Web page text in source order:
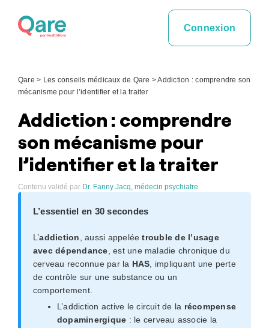
Connexion
Qare > Les conseils médicaux de Qare >Addiction : comprendre son
mécanisme pour l’identifier et la traiter
Addiction : comprendre
son mécanisme pour
l’identifier et la traiter
Contenu validé par Dr. Fanny Jacq, médecin psychiatre.
L’essentiel en 30 secondes
L’addiction , aussi appeléetrouble de l’usage
avec dépendance , est une maladie chronique du
cerveau reconnue par la HAS , impliquant une perte
de contrôle sur une substance ou un
comportement.
L’addiction active le circuit de la récompense
dopaminergique : le cerveau associe la